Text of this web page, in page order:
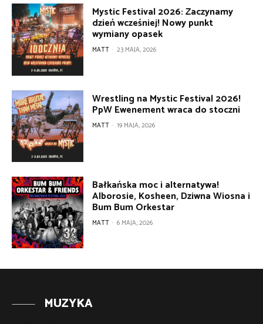
Mystic Festival 2026: Zaczynamy
dzień wcześniej! Nowy punkt
wymiany opasek
MATT - 23 MAJA, 2026
Wrestling na Mystic Festival 2026!
PpW Ewenement wraca do stoczni
MATT - 19 MAJA, 2026
Bałkańska moc i alternatywa!
Alborosie, Kosheen, Dziwna Wiosna i
Bum Bum Orkestar
MATT - 6 MAJA, 2026
MUZYKA